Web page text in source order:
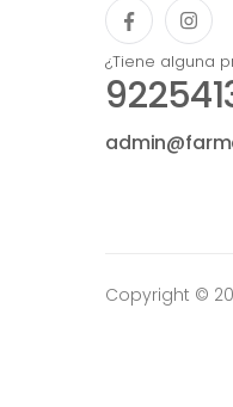
¿Tiene alguna
Copyright ©